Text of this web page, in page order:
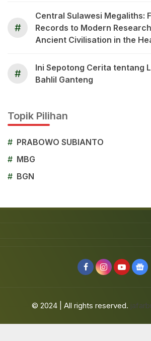
#
Central Sulawesi Megaliths:
Records to Modern
Ancient Civilisation in the
#
Ini Sepotong Cerita tentang
Bahlil Ganteng
Topik Pilihan
# PRABOWO SUBIANTO
# MBG
# BGN
© 2024 | All rights reserved.